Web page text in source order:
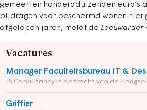
gemeenten honderdduizenden euro’s
bijdragen voor beschermd wonen niet
afgelopen jaren, meldt de Leeuwarder
Vacatures
Manager Faculteitsbureau IT &
JS Consultancy in opdracht van de
Griffier